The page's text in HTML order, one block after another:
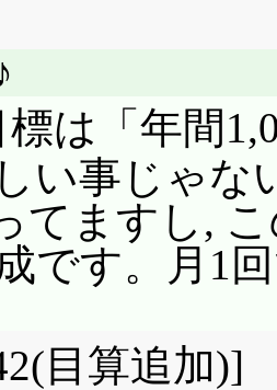
前回比:
ト: 本当に
んの残りカ
を集めれ
とヤバい気
そんぽ24
標は「年間
い事じゃな
てますし,
です。月1
目算追加)]